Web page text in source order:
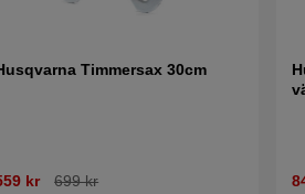
Timmersax 30cm
kr 699 kr